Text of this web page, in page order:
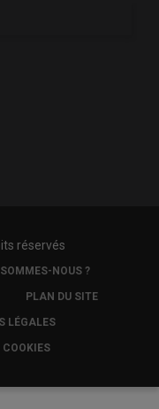
réservés
NOUS ?
PLAN DU SITE
LÉGALES
COOKIES